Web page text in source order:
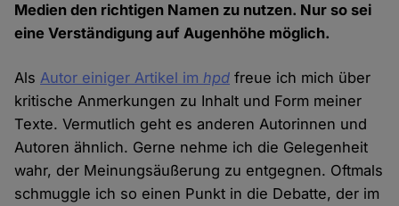
Medien den richtigen Namen zu nutzen. Nur so sei
eine Verständigung auf Augenhöhe möglich.
AlsAutor einiger Artikel imhpd freue ich mich über
kritische Anmerkungen zu Inhalt und Form meiner
Texte. Vermutlich geht es anderen Autorinnen und
Autoren ähnlich. Gerne nehme ich die Gelegenheit
wahr, der Meinungsäußerung zu entgegnen. Oftmals
schmuggle ich so einen Punkt in die Debatte, der im